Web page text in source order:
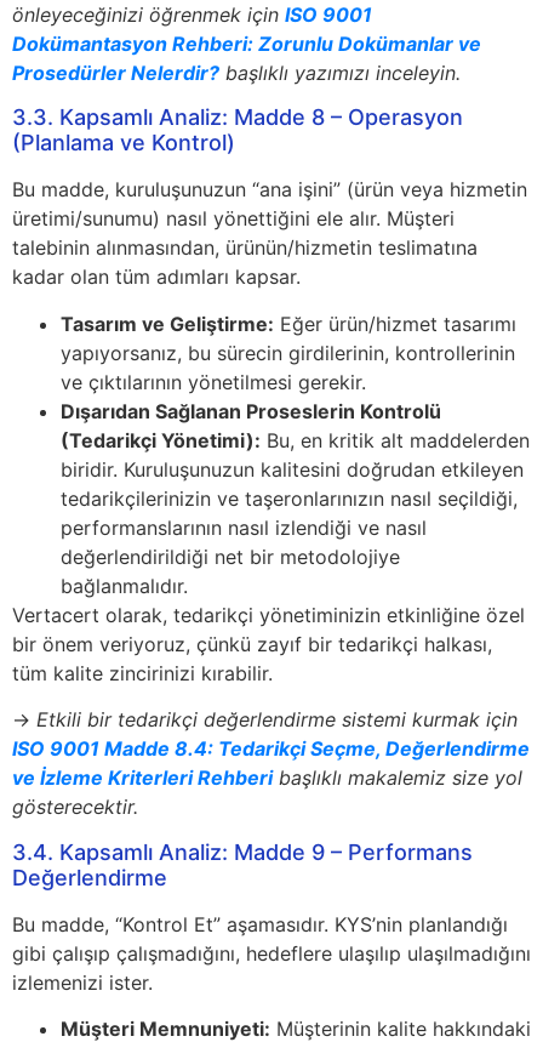
önleyeceğinizi öğrenmek için ISO 9001
Dokümantasyon Rehberi: Zorunlu Dokümanlar ve
Prosedürler Nelerdir? başlıklı yazımızı inceleyin.
3.3. Kapsamlı Analiz: Madde 8 – Operasyon
(Planlama ve Kontrol)
Bu madde, kuruluşunuzun “ana işini” (ürün veya hizmetin
üretimi/sunumu) nasıl yönettiğini ele alır. Müşteri
talebinin alınmasından, ürünün/hizmetin teslimatına
kadar olan tüm adımları kapsar.
Tasarım ve Geliştirme: Eğer ürün/hizmet tasarımı
yapıyorsanız, bu sürecin girdilerinin, kontrollerinin
ve çıktılarının yönetilmesi gerekir.
Dışarıdan Sağlanan Proseslerin Kontrolü
(Tedarikçi Yönetimi): Bu, en kritik alt maddelerden
biridir. Kuruluşunuzun kalitesini doğrudan etkileyen
tedarikçilerinizin ve taşeronlarınızın nasıl seçildiği,
performanslarının nasıl izlendiği ve nasıl
değerlendirildiği net bir metodolojiye
bağlanmalıdır.
Vertacert olarak, tedarikçi yönetiminizin etkinliğine özel
bir önem veriyoruz, çünkü zayıf bir tedarikçi halkası,
tüm kalite zincirinizi kırabilir.
→ Etkili bir tedarikçi değerlendirme sistemi kurmak için
ISO 9001 Madde 8.4: Tedarikçi Seçme, Değerlendirme
ve İzleme Kriterleri Rehberibaşlıklı makalemiz size yol
gösterecektir.
3.4. Kapsamlı Analiz: Madde 9 – Performans
Değerlendirme
Bu madde, “Kontrol Et” aşamasıdır. KYS’nin planlandığı
gibi çalışıp çalışmadığını, hedeflere ulaşılıp ulaşılmadığını
izlemenizi ister.
Müşteri Memnuniyeti: Müşterinin kalite hakkındaki